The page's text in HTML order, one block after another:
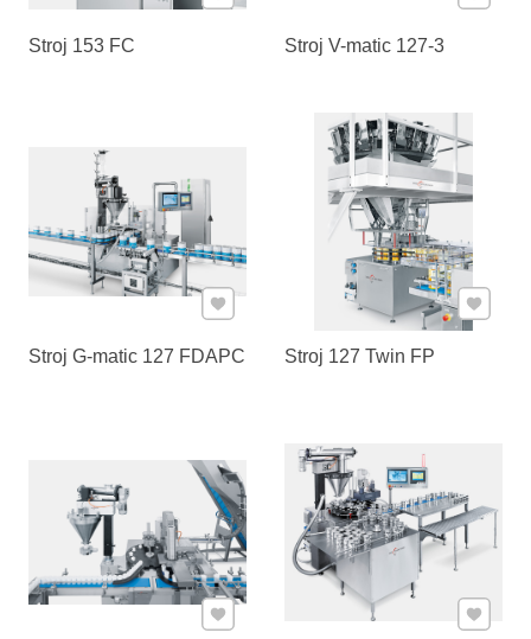
Stroj 153 FC Stroj V-matic 127-3
Stroj G-matic 127 FDAPC
Pridať k Obľúbeným
Stroj 127 Twin FP
Pridať
Pridať k Obľúbeným Pridať